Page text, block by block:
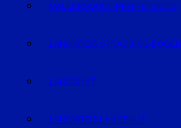
MALLERSDORF-PFAFFENBERG
LANDKREIS STRAUBING-BOGEN
LANDSHUT
LANDKREIS LANDSHUT